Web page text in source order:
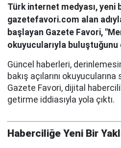
Türk internet medyası, yeni
gazetefavori.com alan
başlayan Gazete Favori,
okuyucularıyla buluştuğunu
Güncel haberleri,
bakış açılarını
Gazete Favori, dijital
getirme iddiasıyla yola çıktı.
Haberciliğe Yeni Bir